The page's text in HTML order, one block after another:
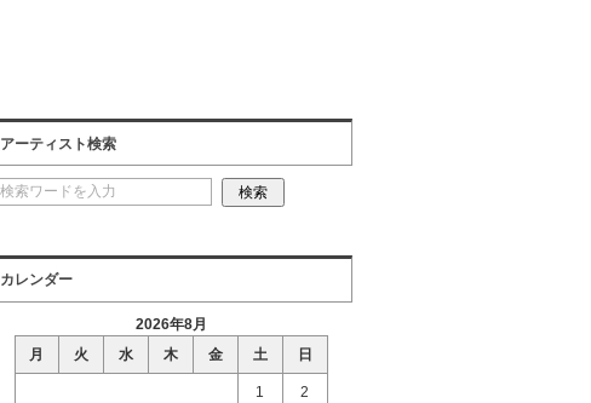
アーティスト検索
カレンダー
2026年8月
月
火 水 木 金 土 日
1 2